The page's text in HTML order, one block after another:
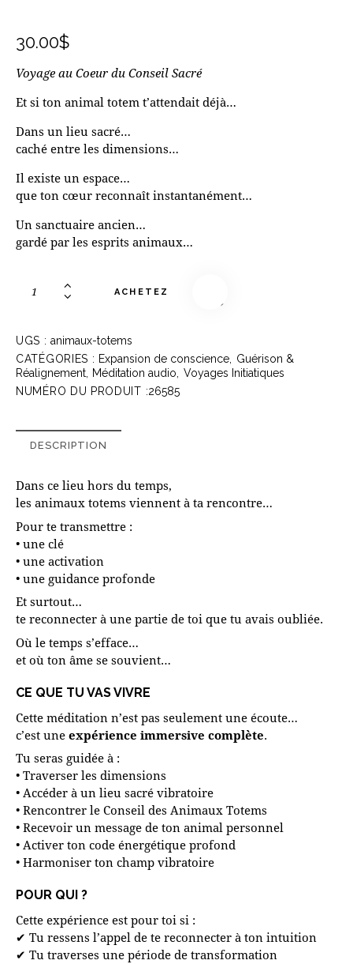
30.00$
Voyage au Coeur du Conseil Sacré
Et si ton animal totem t’attendait déjà…
Dans un lieu sacré…
caché entre les dimensions…
Il existe un espace…
que ton cœur reconnaît instantanément…
Un sanctuaire ancien…
gardé par les esprits animaux…
ACHETEZ
UGS :animaux-totems
CATÉGORIES : Expansion de conscience
Guérison &
Réalignement
Méditation audio
Voyages Initiatiques
NUMÉRO DU PRODUIT :26585
DESCRIPTION
Dans ce lieu hors du temps,
les animaux totems viennent à ta rencontre…
Pour te transmettre :
• une clé
• une activation
• une guidance profonde
Et surtout…
te reconnecter à une partie de toi que tu avais oubliée.
Où le temps s’efface…
et où ton âme se souvient…
CE QUE TU VAS VIVRE
Cette méditation n’est pas seulement une écoute…
c’est une expérience immersive complète.
Tu seras guidée à :
• Traverser les dimensions
• Accéder à un lieu sacré vibratoire
• Rencontrer le Conseil des Animaux Totems
• Recevoir un message de ton animal personnel
• Activer ton code énergétique profond
• Harmoniser ton champ vibratoire
POUR QUI ?
Cette expérience est pour toi si :
✔ Tu ressens l’appel de te reconnecter à ton intuition
✔ Tu traverses une période de transformation